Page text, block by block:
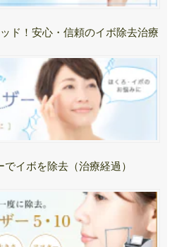
ド！安心・信頼のイボ除去治療
イボを除去（治療経過）